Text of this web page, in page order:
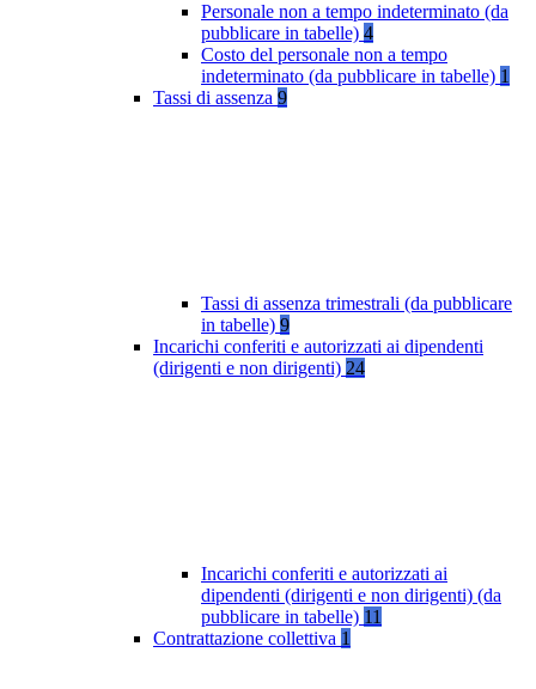
Personale non a tempo indeterminato (da
pubblicare in tabelle) 4
Costo del personale non a tempo
indeterminato (da pubblicare in tabelle) 1
Tassi di assenza 9
Tassi di assenza trimestrali (da pubblicare
in tabelle) 9
Incarichi conferiti e autorizzati ai dipendenti
(dirigenti e non dirigenti) 24
Incarichi conferiti e autorizzati ai
dipendenti (dirigenti e non dirigenti) (da
pubblicare in tabelle) 11
Contrattazione collettiva 1